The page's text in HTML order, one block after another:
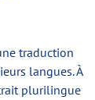
traduction
langues. À
plurilingue